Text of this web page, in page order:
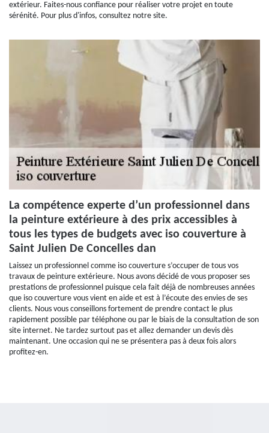
extérieur. Faites-nous confiance pour réaliser votre projet en toute
sérénité. Pour plus d'infos, consultez notre site.
La compétence experte d’un professionnel dans
la peinture extérieure à des prix accessibles à
tous les types de budgets avec iso couverture à
Saint Julien De Concelles dan
Laissez un professionnel comme iso couverture s’occuper de tous vos
travaux de peinture extérieure. Nous avons décidé de vous proposer ses
prestations de professionnel puisque cela fait déjà de nombreuses années
que iso couverture vous vient en aide et est à l’écoute des envies de ses
clients. Nous vous conseillons fortement de prendre contact le plus
rapidement possible par téléphone ou par le biais de la consultation de son
site internet. Ne tardez surtout pas et allez demander un devis dès
maintenant. Une occasion qui ne se présentera pas à deux fois alors
profitez-en.